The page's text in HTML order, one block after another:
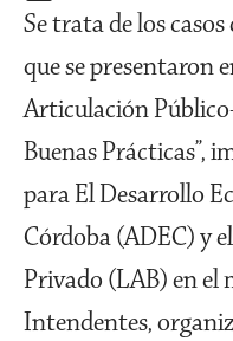
Se trata de los
que se presentaron
Articulación
Buenas Prácticas”,
para El Desarrollo
Córdoba (ADEC) y
Privado (LAB) en el
Intendentes,